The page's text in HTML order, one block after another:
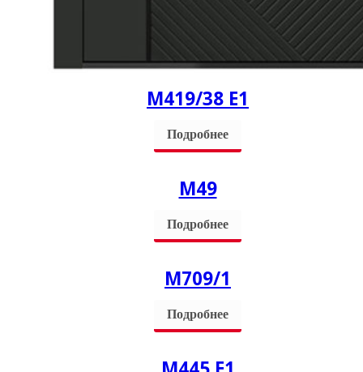
M419/38 Е1
Подробнее
М49
Подробнее
М709/1
Подробнее